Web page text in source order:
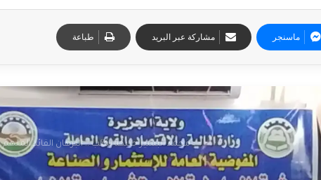
ماسنجر مشاركة عبر البريد طباعة
محمد البشير حنبكة يكتب .. البرهان القائد الملهم